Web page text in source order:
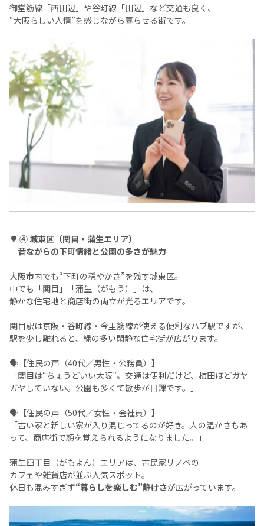
御堂筋線「西田辺」や谷町線「田辺」など交通も良く、
“大阪らしい人情”を感じながら暮らせる街です。
🌳 ④ 城東区（関目・蒲生エリア）
｜昔ながらの下町情緒と公園の多さが魅力
大阪市内でも“下町の穏やかさ”を残す城東区。
中でも「関目」「蒲生（がもう）」は、
静かな住宅地と商店街の両立が光るエリアです。
関目駅は京阪・谷町線・今里筋線が使える便利なハブ駅ですが、
駅を少し離れると、緑の多い閑静な住宅街が広がります。
🗣️【住民の声（40代／男性・公務員）】
「関目は“ちょうどいい大阪”。交通は便利だけど、梅田ほどガヤ
ガヤしていない。公園も多くて散歩が日課です。」
🗣️【住民の声（50代／女性・会社員）】
「古い家と新しい家が入り混じってるのが好き。人の温かさもあ
って、商店街で顔を覚えられるようになりました。」
蒲生四丁目（がもよん）エリアは、古民家リノベの
カフェや雑貨店が並ぶ人気スポット。
休日も混みすぎず“暮らしを楽しむ”静けさが広がっています。